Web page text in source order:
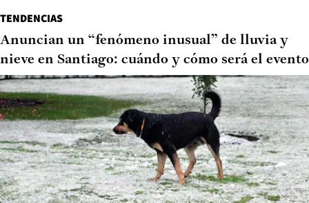
TENDENCIAS
Anuncian un “fenómeno inusual” de lluvia y
nieve en Santiago: cuándo y cómo será el evento